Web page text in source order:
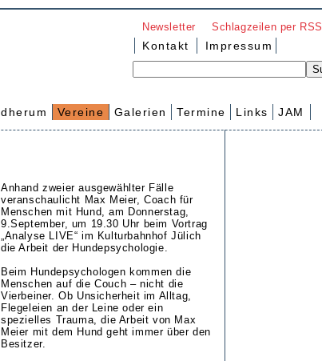
Newsletter Schlagzeilen per RSS
Kontakt Impressum
Vereine Galerien Termine Links JAM
Anhand zweier ausgewählter Fälle
veranschaulicht Max Meier, Coach für
Menschen mit Hund, am Donnerstag,
9.September, um 19.30 Uhr beim Vortrag
„Analyse LIVE“ im Kulturbahnhof Jülich
die Arbeit der Hundepsychologie.
Beim Hundepsychologen kommen die
Menschen auf die Couch – nicht die
Vierbeiner. Ob Unsicherheit im Alltag,
Flegeleien an der Leine oder ein
spezielles Trauma, die Arbeit von Max
Meier mit dem Hund geht immer über den
Besitzer.